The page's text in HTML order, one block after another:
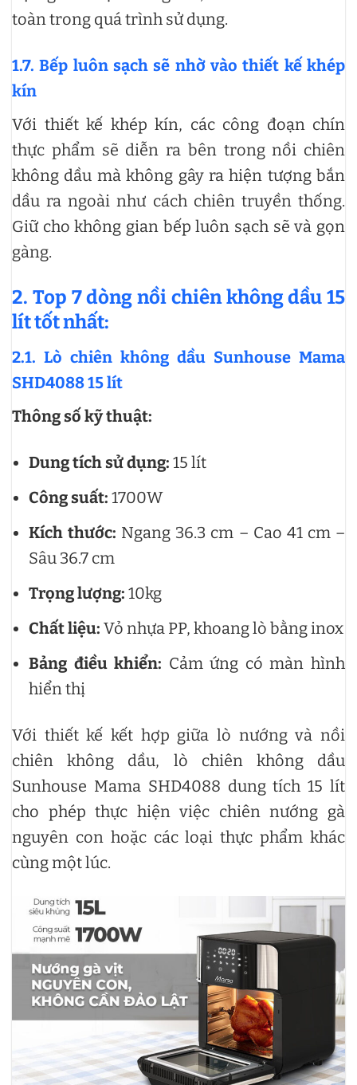
toàn trong quá trình sử dụng.
1.7. Bếp luôn sạch sẽ nhờ vào thiết kế khép
kín
Với thiết kế khép kín, các công đoạn chín
thực phẩm sẽ diễn ra bên trong nồi chiên
không dầu mà không gây ra hiện tượng bắn
dầu ra ngoài như cách chiên truyền thống.
Giữ cho không gian bếp luôn sạch sẽ và gọn
gàng.
2. Top 7 dòng nồi chiên không dầu 15
lít tốt nhất:
2.1. Lò chiên không dầu Sunhouse Mama
SHD4088 15 lít
Thông số kỹ thuật:
Dung tích sử dụng: 15 lít
Công suất: 1700W
Kích thước: Ngang 36.3 cm – Cao 41 cm –
Sâu 36.7 cm
Trọng lượng: 10kg
Chất liệu: Vỏ nhựa PP, khoang lò bằng inox
Bảng điều khiển: Cảm ứng có màn hình
hiển thị
Với thiết kế kết hợp giữa lò nướng và nồi
chiên không dầu, lò chiên không dầu
Sunhouse Mama SHD4088 dung tích 15 lít
cho phép thực hiện việc chiên nướng gà
nguyên con hoặc các loại thực phẩm khác
cùng một lúc.